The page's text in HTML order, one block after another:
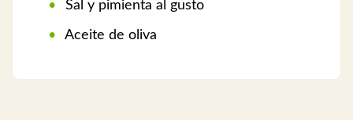
Sal y pimienta al gusto
Aceite de oliva